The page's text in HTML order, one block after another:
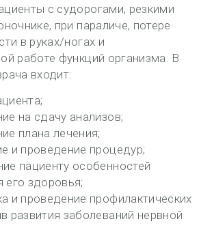
с судорогами, резкими
при параличе, потере
в руках/ногах и
работе функций организма. В
входит:
на сдачу анализов;
плана лечения;
и проведение процедур;
пациенту особенностей
его здоровья;
и проведение профилактических
развития заболеваний нервной